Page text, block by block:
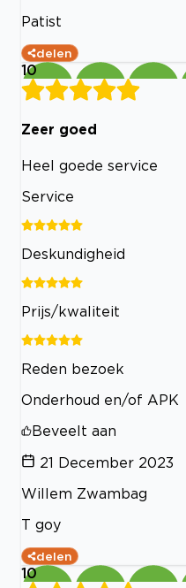
Patist
delen
10
Zeer goed
Heel goede service
Service
Deskundigheid
Prijs/kwaliteit
Reden bezoek
Onderhoud en/of APK
Beveelt aan
21 December 2023
Willem Zwambag
T goy
delen
10